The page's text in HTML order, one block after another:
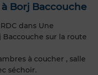
Borj Baccouche
dans Une
Baccouche sur la route
à coucher , salle
séchoir.